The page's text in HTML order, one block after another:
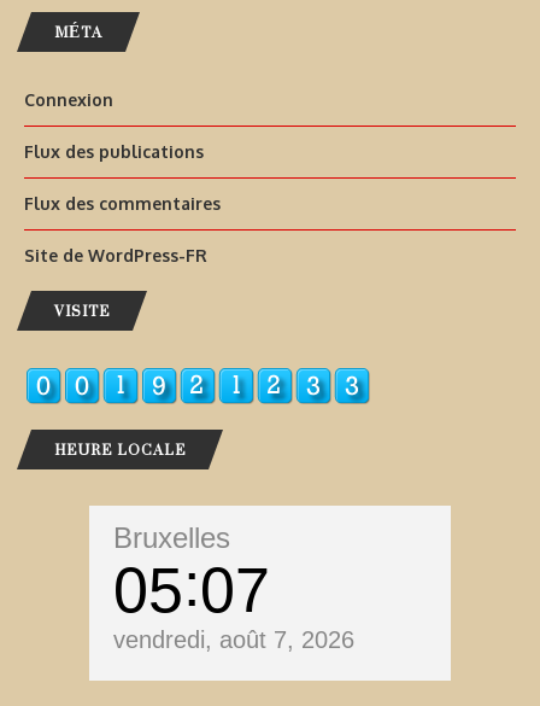
MÉTA
Connexion
Flux des publications
Flux des commentaires
Site de WordPress-FR
VISITE
HEURE LOCALE
Bruxelles
05 07
vendredi, août 7, 2026